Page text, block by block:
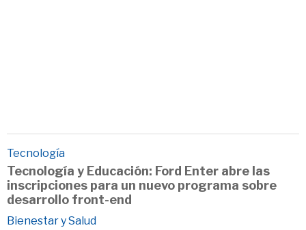
Tecnología
Tecnología y Educación: Ford Enter abre las
inscripciones para un nuevo programa sobre
desarrollo front-end
Bienestar y Salud